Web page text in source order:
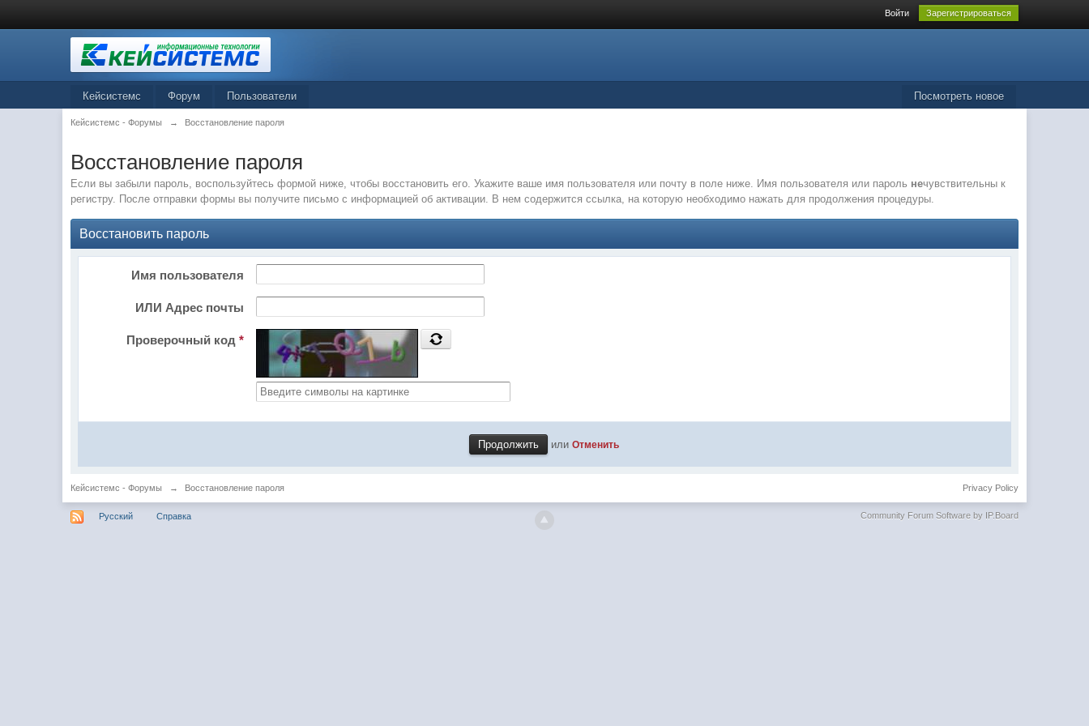
Войти Зарегистрироваться
Посмотреть новое
Кейсистемс Форум Пользователи
Кейсистемс - Форумы → Восстановление пароля
Восстановление пароля
Если вы забыли пароль, воспользуйтесь формой ниже, чтобы восстановить его. Укажите ваше имя пользователя или почту в поле ниже. Имя пользователя или пароль нечувствительны к
регистру. После отправки формы вы получите письмо с информацией об активации. В нем содержится ссылка, на которую необходимо нажать для продолжения процедуры.
Восстановить пароль
Имя пользователя
ИЛИ Адрес почты
Проверочный код*
илиОтменить
Кейсистемс - Форумы → Восстановление пароля Privacy Policy
Русский Справка Community Forum Software by IP.Board